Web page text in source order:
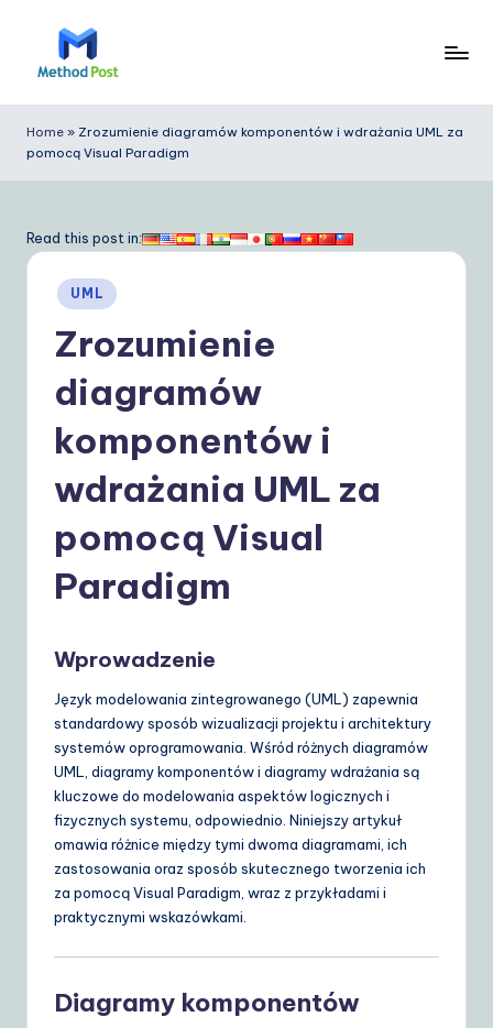
e
t
o
o
o
D
ai
ly
G
ui
Home » Zrozumienie diagramów komponentów i wdrażania UML za
pomocą Visual Paradigm
Read this post in:
Posted
in
UML
Zrozumienie
diagramów
komponentów i
wdrażania UML za
pomocą Visual
Paradigm
Wprowadzenie
Język modelowania zintegrowanego (UML) zapewnia
standardowy sposób wizualizacji projektu i architektury
systemów oprogramowania. Wśród różnych diagramów
UML, diagramy komponentów i diagramy wdrażania są
kluczowe do modelowania aspektów logicznych i
fizycznych systemu, odpowiednio. Niniejszy artykuł
omawia różnice między tymi dwoma diagramami, ich
zastosowania oraz sposób skutecznego tworzenia ich
za pomocą Visual Paradigm, wraz z przykładami i
praktycznymi wskazówkami.
Diagramy komponentów